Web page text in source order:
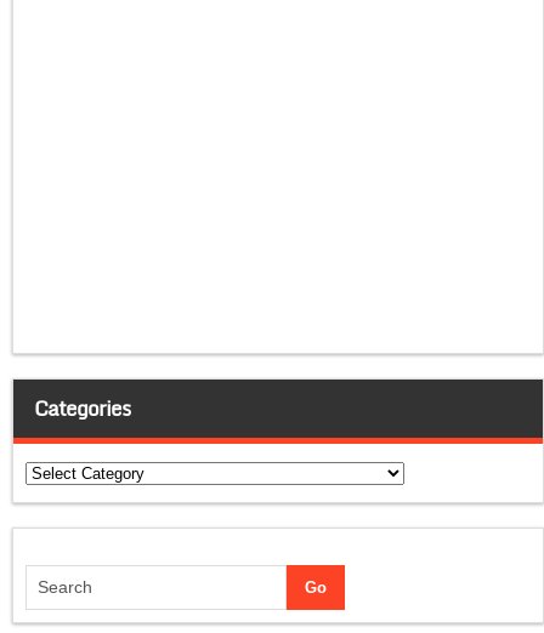
Categories
Categories